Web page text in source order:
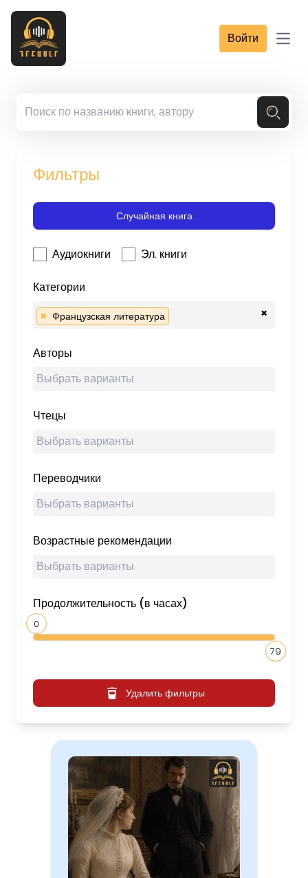
Войти
Фильтры
Случайная книга
Аудиокниги Эл. книги
Категории
×
× Французская литература
Авторы
Чтецы
Переводчики
Возрастные рекомендации
Продолжительность (в часах)
0
79
Удалить фильтры